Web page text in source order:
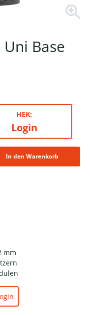
Base
HEK:
Login
In den Warenkorb
mm